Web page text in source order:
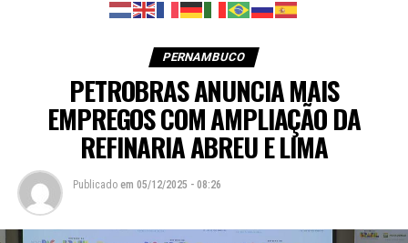
PERNAMBUCO
PETROBRAS ANUNCIA MAIS
EMPREGOS COM AMPLIAÇÃO DA
REFINARIA ABREU E LIMA
Publicado em 05/12/2025 - 08:26